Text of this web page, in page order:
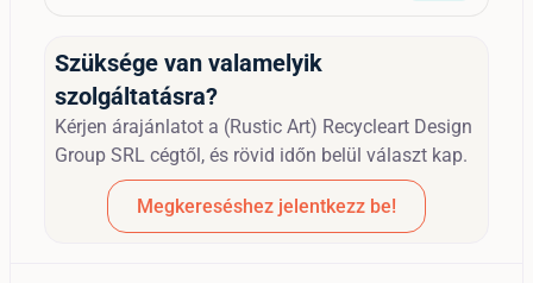
Szüksége van valamelyik
szolgáltatásra?
Kérjen árajánlatot a (Rustic Art) Recycleart Design
Group SRL cégtől, és rövid időn belül választ kap.
Megkereséshez jelentkezz be!